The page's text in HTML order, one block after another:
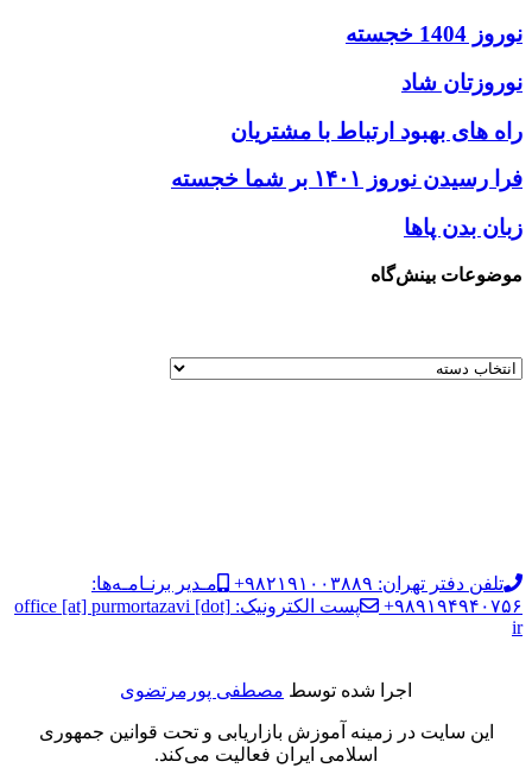
نوروز 1404 خجسته
نوروزتان شاد
راه های بهبود ارتباط با مشتریان
فرا رسیدن نوروز ۱۴۰۱ بر شما خجسته
زبان بدن پاها
موضوعات بینش‌گاه
تلفن دفتر تهران: ۹۸۲۱۹۱۰۰۳۸۸۹+
مـدیر برنـامـه‌ها:
۹۸۹۱۹۴۹۴۰۷۵۶+
پست الکترونیک: office [at] purmortazavi [dot]
ir
اجرا شده توسط مصطفی پورمرتضوی
این سایت در زمینه آموزش بازاریابی و تحت قوانین جمهوری
اسلامی ایران فعالیت می‌کند.